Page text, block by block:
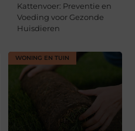
Kattenvoer: Preventie en
Voeding voor Gezonde
Huisdieren
WONING EN TUIN